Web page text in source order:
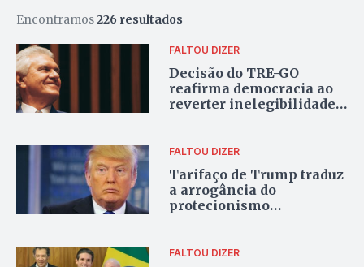
Encontramos226 resultados
FALTOU DIZER
Decisão do TRE-GO
reafirma democracia ao
reverter inelegibilidade
FALTOU DIZER
​Tarifaço de Trump traduz
a arrogância do
protecionismo
FALTOU DIZER